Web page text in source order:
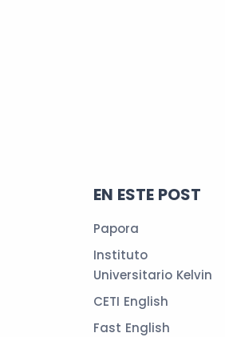
EN ESTE POST
Papora
Instituto
Universitario Kelvin
CETI English
Fast English